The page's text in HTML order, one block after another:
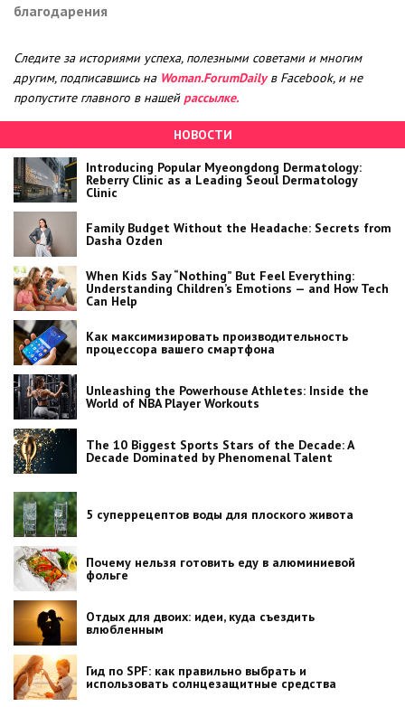
благодарения
Следите за историями успеха, полезными советами и многим
другим, подписавшись на Woman.ForumDailyв Facebook, и не
пропустите главного в нашей рассылке.
НОВОСТИ
Introducing Popular Myeongdong Dermatology:
Reberry Clinic as a Leading Seoul Dermatology
Clinic
Family Budget Without the Headache: Secrets from
Dasha Ozden
When Kids Say “Nothing” But Feel Everything:
Understanding Children’s Emotions — and How Tech
Can Help
Как максимизировать производительность
процессора вашего смартфона
Unleashing the Powerhouse Athletes: Inside the
World of NBA Player Workouts
The 10 Biggest Sports Stars of the Decade: A
Decade Dominated by Phenomenal Talent
5 суперрецептов воды для плоского живота
Почему нельзя готовить еду в алюминиевой
фольге
Отдых для двоих: идеи, куда съездить
влюбленным
Гид по SPF: как правильно выбрать и
использовать солнцезащитные средства